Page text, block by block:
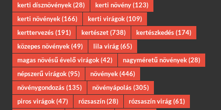
kerti dísznövények(28) kerti növény(123)
kerti növények(166) kerti virágok(109)
kerttervezés(191) kertészet(738) kertészkedés(174)
közepes növények(49) lila virág(65)
magas növésű évelő virágok(42) nagyméretű növények(28)
népszerű virágok(95) növények(446)
növénygondozás(135) növényápolás(305)
piros virágok(47) rózsaszín(28) rózsaszín virág(61)